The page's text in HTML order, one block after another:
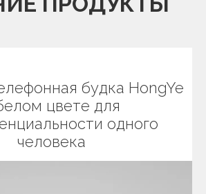
будка HongYe
цвете для
одного
человека